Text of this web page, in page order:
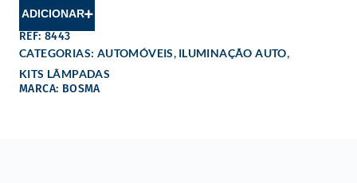
ADICIONAR
REF: 8443
CATEGORIAS: AUTOMÓVEIS, ILUMINAÇÃO AUTO,
KITS LÂMPADAS
MARCA: BOSMA